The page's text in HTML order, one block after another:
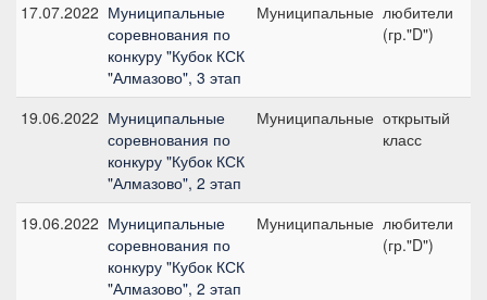
17.07.2022 Муниципальные
соревнования по
конкуру "Кубок КСК
"Алмазово", 3 этап
Муниципальные любители
(гр."D")
19.06.2022 Муниципальные
соревнования по
конкуру "Кубок КСК
"Алмазово", 2 этап
Муниципальные открытый
класс
19.06.2022 Муниципальные
соревнования по
конкуру "Кубок КСК
"Алмазово", 2 этап
Муниципальные любители
(гр."D")